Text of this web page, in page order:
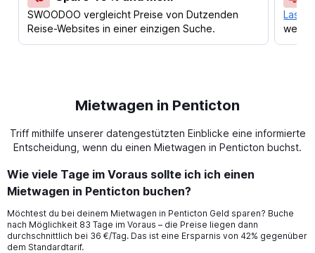
SWOODOO vergleicht Preise von Dutzenden
Reise-Websites in einer einzigen Suche.
Lass
Mietwagen in Penticton
Triff mithilfe unserer datengestützten Einblicke eine informierte
Entscheidung, wenn du einen Mietwagen in Penticton buchst.
Wie viele Tage im Voraus sollte ich ich einen
Mietwagen in Penticton buchen?
Möchtest du bei deinem Mietwagen in Penticton Geld sparen? Buche
nach Möglichkeit 83 Tage im Voraus – die Preise liegen dann
durchschnittlich bei 36 €/Tag. Das ist eine Ersparnis von 42% gegenüber
dem Standardtarif.